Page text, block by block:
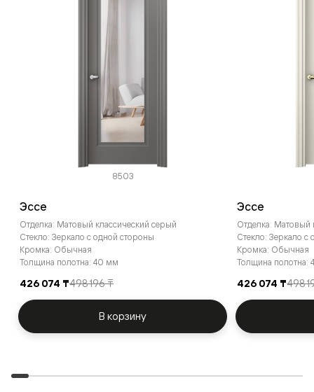
8503
Эссе
Отделка: Матовый классический серый
Стекло: Зеркало с одной стороны
Кромка: Обычная
Толщина полотна: 40 мм
426 074 ₸498 196 ₸
В корзину
Эссе
Отделка:
Стекло: Зеркало с
Кромка: Обычная
Толщина полотна:
426 074 ₸498